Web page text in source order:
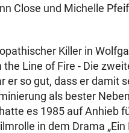
Close und Michelle
Killer in
the Line of Fire - Die
er so gut, dass er damit
als bester
es 1985 auf Anhieb
in dem Drama „Ein